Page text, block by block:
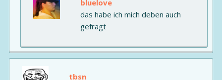
bluelove
das habe ich mich deben auch
gefragt
tbsn